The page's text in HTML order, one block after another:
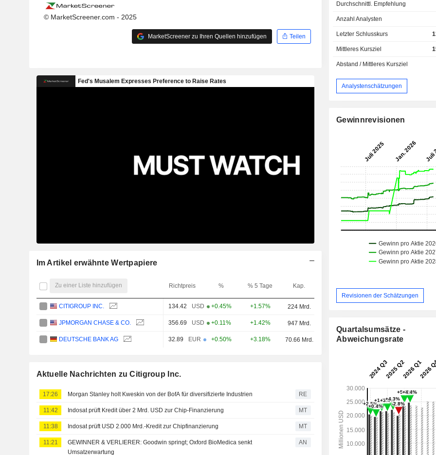
© MarketScreener.com - 2025
MarketScreener zu Ihren Quellen hinzufügen Teilen
Im Artikel erwähnte Wertpapiere
Zu einer Liste hinzufügen Richtpreis % % 5 Tage Kap.
CITIGROUP INC. 134.42 USD +0.45% +1.57% 224 Mrd.
JPMORGAN CHASE & CO. 356.69 USD +0.11% +1.42% 947 Mrd.
DEUTSCHE BANK AG 32.89 EUR +0.50% +3.18% 70.66 Mrd.
Aktuelle Nachrichten zu Citigroup Inc.
17:26 Morgan Stanley holt Kweskin von der BofA für diversifizierte Industrien RE
11:42 Indosat prüft Kredit über 2 Mrd. USD zur Chip-Finanzierung MT
11:38 Indosat prüft USD 2.000 Mrd.-Kredit zur Chipfinanzierung MT
11:21
GEWINNER & VERLIERER: Goodwin springt; Oxford BioMedica senkt
Umsatzerwartung
AN
Durchschnittl. Empfehlung
Anzahl Analysten
Letzter Schlusskurs
Mittleres Kursziel
Abstand / Mittleres Kursziel
Analystenschätzungen
Gewinnrevisionen
Revisionen der Schätzungen
Quartalsumsätze -
Abweichungsrate